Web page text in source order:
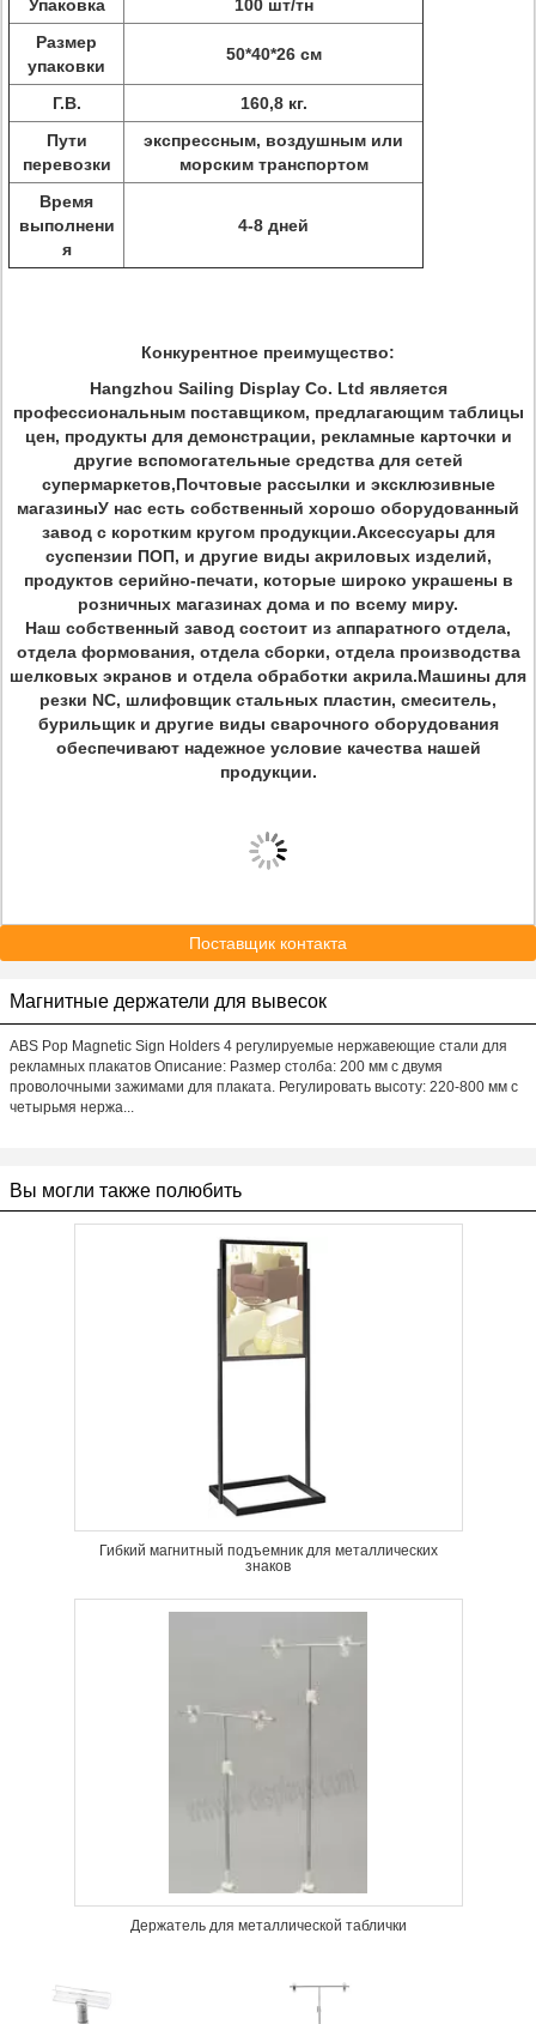
Упаковка
100 шт/тн
Размер
упаковки
50*40*26 см
Г.В.
160,8 кг.
Пути
перевозки
экспрессным, воздушным или
морским транспортом
Время
выполнени
я
4-8 дней
Конкурентное преимущество:
Hangzhou Sailing Display Co. Ltd является
профессиональным поставщиком, предлагающим таблицы
цен, продукты для демонстрации, рекламные карточки и
другие вспомогательные средства для сетей
супермаркетов,Почтовые рассылки и эксклюзивные
магазиныУ нас есть собственный хорошо оборудованный
завод с коротким кругом продукции.Аксессуары для
суспензии ПОП, и другие виды акриловых изделий,
продуктов серийно-печати, которые широко украшены в
розничных магазинах дома и по всему миру.
Наш собственный завод состоит из аппаратного отдела,
отдела формования, отдела сборки, отдела производства
шелковых экранов и отдела обработки акрила.Машины для
резки NC, шлифовщик стальных пластин, смеситель,
бурильщик и другие виды сварочного оборудования
обеспечивают надежное условие качества нашей
продукции.
Поставщик контакта
Магнитные держатели для вывесок
ABS Pop Magnetic Sign Holders 4 регулируемые нержавеющие стали для
рекламных плакатов Описание: Размер столба: 200 мм с двумя
проволочными зажимами для плаката. Регулировать высоту: 220-800 мм с
четырьмя нержа...
Вы могли также полюбить
Гибкий магнитный подъемник для металлических
знаков
Держатель для металлической таблички